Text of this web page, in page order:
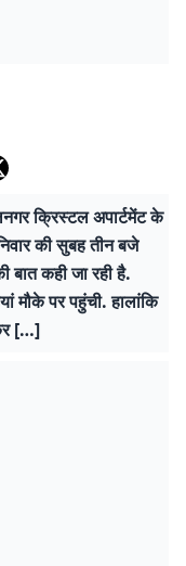
क्रिस्टल अपार्टमेंट के
की सुबह तीन बजे
कही जा रही है.
मौके पर पहुंची. हालांकि
[…]